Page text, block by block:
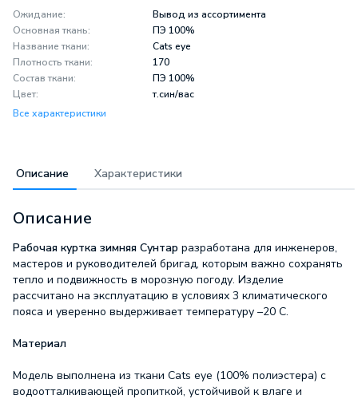
Ожидание:
Вывод из ассортимента
Основная ткань:
ПЭ 100%
Название ткани:
Cats eye
Плотность ткани:
170
Состав ткани:
ПЭ 100%
Цвет:
т.син/вас
Все характеристики
Описание Характеристики
Описание
Рабочая куртка зимняя Сунтар разработана для инженеров,
мастеров и руководителей бригад, которым важно сохранять
тепло и подвижность в морозную погоду. Изделие
рассчитано на эксплуатацию в условиях 3 климатического
пояса и уверенно выдерживает температуру –20 C.
Материал
Модель выполнена из ткани Cats eye (100% полиэстера) с
водоотталкивающей пропиткой, устойчивой к влаге и